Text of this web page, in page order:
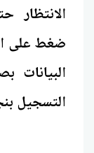
الانتظار
ضغط على
البيانات
التسجيل